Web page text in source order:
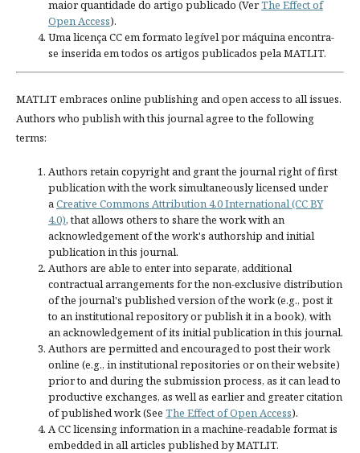
maior quantidade do artigo publicado (VerThe Effect of
Open Access).
Uma licença CC em formato legível por máquina encontra-
se inserida em todos os artigos publicados pela MATLIT.
MATLIT embraces online publishing and open access to all issues.
Authors who publish with this journal agree to the following
terms:
Authors retain copyright and grant the journal right of first
publication with the work simultaneously licensed under
aCreative Commons Attribution 4.0 International (CC BY
4.0), that allows others to share the work with an
acknowledgement of the work's authorship and initial
publication in this journal.
Authors are able to enter into separate, additional
contractual arrangements for the non-exclusive distribution
of the journal's published version of the work (e.g., post it
to an institutional repository or publish it in a book), with
an acknowledgement of its initial publication in this journal.
Authors are permitted and encouraged to post their work
online (e.g., in institutional repositories or on their website)
prior to and during the submission process, as it can lead to
productive exchanges, as well as earlier and greater citation
of published work (See The Effect of Open Access).
A CC licensing information in a machine-readable format is
embedded in all articles published by MATLIT.